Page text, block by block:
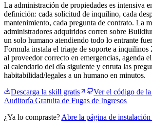
La administración de propiedades es intensiva
definición: cada solicitud de inquilino, cada
mantenimiento, cada pregunta de contrato. La
administradores adquiridos corren sobre
un solo humano atendiendo todo lo entrante
Formula instala el triage de soporte a inquilinos
al proveedor correcto en emergencias, agenda
al calendario del día siguiente y enruta las
habitabilidad/legales a un humano en minutos.
Descarga la skill gratis
Ver el código de
Auditoría Gratuita de Fugas de Ingresos
¿Ya lo compraste? Abre la página de